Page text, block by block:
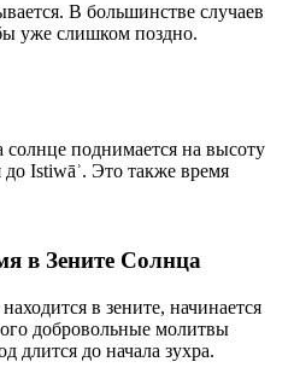
В большинстве случаев
уже слишком поздно.
солнце поднимается на высоту
до Istiwāʾ. Это также время
в Зените Солнца
в зените, начинается
добровольные молитвы
длится до начала зухра.